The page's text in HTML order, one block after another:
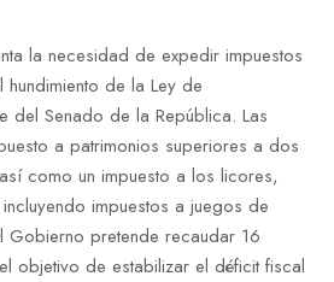
la necesidad de expedir impuestos
de la Ley de
del Senado de la República. Las
a patrimonios superiores a dos
como un impuesto a los licores,
impuestos a juegos de
Gobierno pretende recaudar 16
objetivo de estabilizar el déficit fiscal